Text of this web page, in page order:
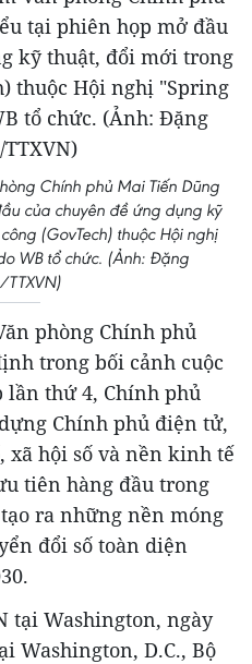
Chính phủ Mai Tiến Dũng
của chuyên đề ứng dụng kỹ
(GovTech) thuộc Hội nghị
WB tổ chức. (Ảnh: Đặng
TTXVN)
phòng Chính phủ
trong bối cảnh cuộc
lần thứ 4, Chính phủ
Chính phủ điện tử,
xã hội số và nền kinh tế
tiên hàng đầu trong
ra những nền móng
đổi số toàn diện
tại Washington, ngày
Washington, D.C., Bộ